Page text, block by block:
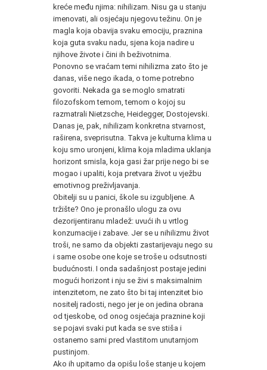
kreće među njima: nihilizam. Nisu ga u stanju
imenovati, ali osjećaju njegovu težinu. On je
magla koja obavija svaku emociju, praznina
koja guta svaku nadu, sjena koja nadire u
njihove živote i čini ih beživotnima.
Ponovno se vraćam temi nihilizma zato što je
danas, više nego ikada, o tome potrebno
govoriti. Nekada ga se moglo smatrati
filozofskom temom, temom o kojoj su
razmatrali Nietzsche, Heidegger, Dostojevski.
Danas je, pak, nihilizam konkretna stvarnost,
raširena, sveprisutna. Takva je kulturna klima u
koju smo uronjeni, klima koja mladima uklanja
horizont smisla, koja gasi žar prije nego bi se
mogao i upaliti, koja pretvara život u vježbu
emotivnog preživljavanja.
Obitelji su u panici, škole su izgubljene. A
tržište? Ono je pronašlo ulogu za ovu
dezorijentiranu mladež: uvući ih u vrtlog
konzumacije i zabave. Jer se u nihilizmu život
troši, ne samo da objekti zastarijevaju nego su
i same osobe one koje se troše u odsutnosti
budućnosti. I onda sadašnjost postaje jedini
mogući horizont i nju se živi s maksimalnim
intenzitetom, ne zato što bi taj intenzitet bio
nositelj radosti, nego jer je on jedina obrana
od tjeskobe, od onog osjećaja praznine koji
se pojavi svaki put kada se sve stiša i
ostanemo sami pred vlastitom unutarnjom
pustinjom.
Ako ih upitamo da opišu loše stanje u kojem